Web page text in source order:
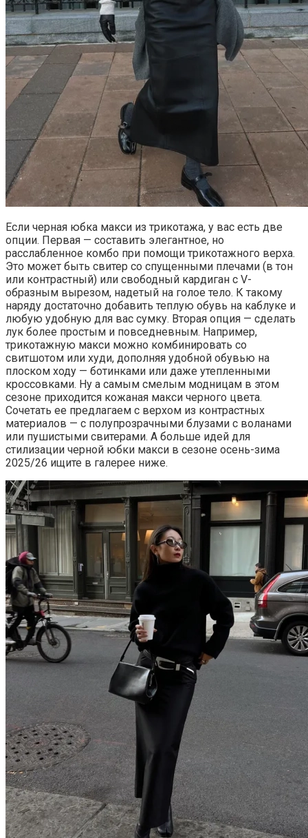
Если черная юбка макси из трикотажа, у вас есть две
опции. Первая — составить элегантное, но
расслабленное комбо при помощи трикотажного верха.
Это может быть свитер со спущенными плечами (в тон
или контрастный) или свободный кардиган с V-
образным вырезом, надетый на голое тело. К такому
наряду достаточно добавить теплую обувь на каблуке и
любую удобную для вас сумку. Вторая опция — сделать
лук более простым и повседневным. Например,
трикотажную макси можно комбинировать со
свитшотом или худи, дополняя удобной обувью на
плоском ходу — ботинками или даже утепленными
кроссовками. Ну а самым смелым модницам в этом
сезоне приходится кожаная макси черного цвета.
Сочетать ее предлагаем с верхом из контрастных
материалов — с полупрозрачными блузами с воланами
или пушистыми свитерами. А больше идей для
стилизации черной юбки макси в сезоне осень-зима
2025/26 ищите в галерее ниже.